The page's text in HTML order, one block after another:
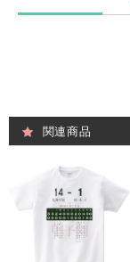
関連商品